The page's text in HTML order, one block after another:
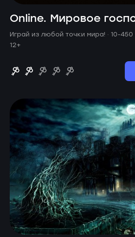
Online. Мировое
Играй из любой точки мира! · 10-450
12+